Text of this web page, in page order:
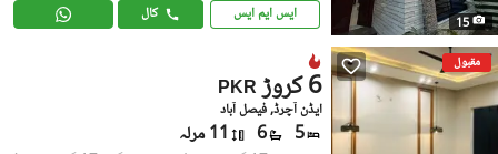
15 ایس ایم ایس کال
مقبول
PKR 6 کروڑ
ایڈن آچرڈ, فیصل آباد
5
6 11 مرلہ